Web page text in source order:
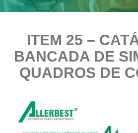
ITEM 25 –
BANCADA DE
QUADROS DE